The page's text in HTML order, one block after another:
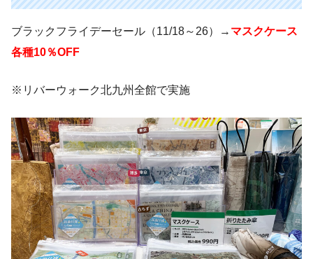
ブラックフライデーセール（11/18～26）→ マスクケース
各種10％OFF
※リバーウォーク北九州全館で実施